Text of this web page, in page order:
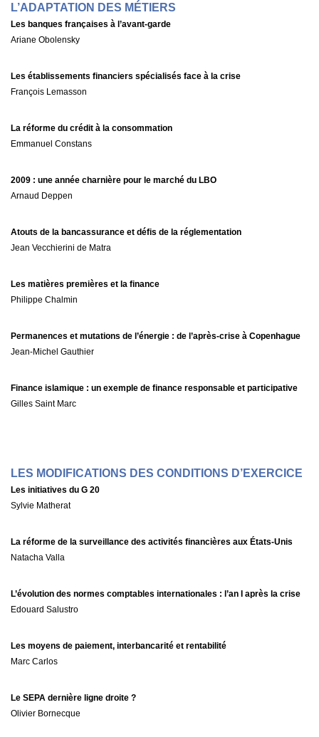
L’ADAPTATION DES MÉTIERS
Les banques françaises à l’avant-garde
Ariane Obolensky
Les établissements financiers spécialisés face à la crise
François Lemasson
La réforme du crédit à la consommation
Emmanuel Constans
2009 : une année charnière pour le marché du LBO
Arnaud Deppen
Atouts de la bancassurance et défis de la réglementation
Jean Vecchierini de Matra
Les matières premières et la finance
Philippe Chalmin
Permanences et mutations de l’énergie : de l’après-crise à Copenhague
Jean-Michel Gauthier
Finance islamique : un exemple de finance responsable et participative
Gilles Saint Marc
LES MODIFICATIONS DES CONDITIONS D’EXERCICE
Les initiatives du G 20
Sylvie Matherat
La réforme de la surveillance des activités financières aux États-Unis
Natacha Valla
L’évolution des normes comptables internationales : l’an I après la crise
Edouard Salustro
Les moyens de paiement, interbancarité et rentabilité
Marc Carlos
Le SEPA dernière ligne droite ?
Olivier Bornecque